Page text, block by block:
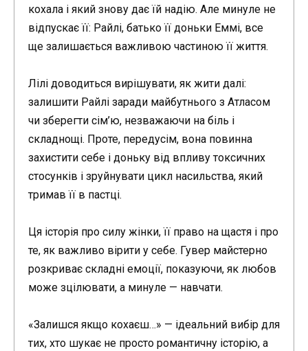
кохала і який знову дає їй надію. Але минуле не
відпускає її: Райлі, батько її доньки Еммі, все
ще залишається важливою частиною її життя.
Лілі доводиться вирішувати, як жити далі:
залишити Райлі заради майбутнього з Атласом
чи зберегти сім’ю, незважаючи на біль і
складнощі. Проте, передусім, вона повинна
захистити себе і доньку від впливу токсичних
стосунків і зруйнувати цикл насильства, який
тримав її в пастці.
Ця історія про силу жінки, її право на щастя і про
те, як важливо вірити у себе. Гувер майстерно
розкриває складні емоції, показуючи, як любов
може зцілювати, а минуле — навчати.
«Залишся якщо кохаєш…» — ідеальний вибір для
тих, хто шукає не просто романтичну історію, а